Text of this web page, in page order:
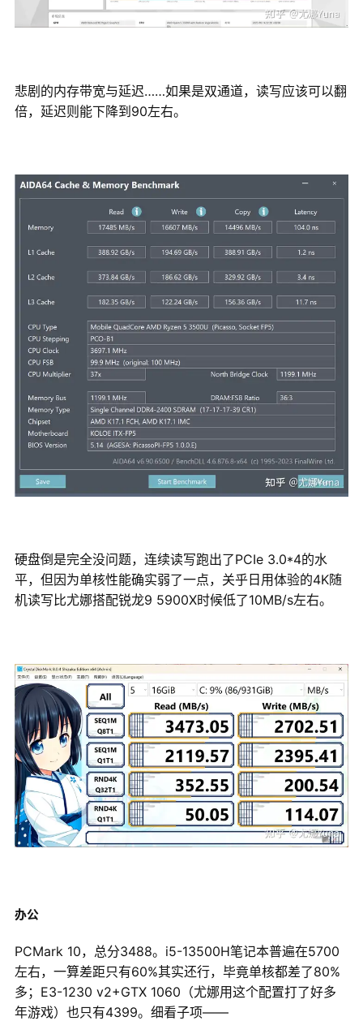
悲剧的内存带宽与延迟……如果是双通道，读写应该可以翻
倍，延迟则能下降到90左右。
硬盘倒是完全没问题，连续读写跑出了PCIe 3.0*4的水
平，但因为单核性能确实弱了一点，关乎日用体验的4K随
机读写比尤娜搭配锐龙9 5900X时候低了10MB/s左右。
办公
PCMark 10，总分3488。i5-13500H笔记本普遍在5700
左右，一算差距只有60%其实还行，毕竟单核都差了80%
多；E3-1230 v2+GTX 1060（尤娜用这个配置打了好多
年游戏）也只有4399。细看子项——